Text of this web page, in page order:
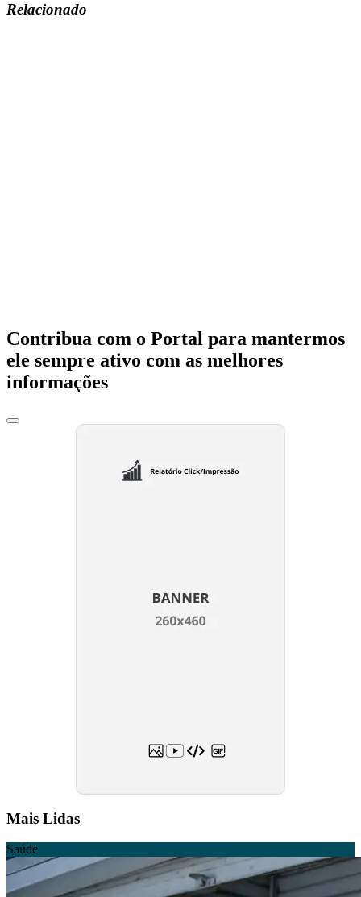
Relacionado
Contribua com o Portal para mantermos
ele sempre ativo com as melhores
informações
Mais Lidas
Saúde